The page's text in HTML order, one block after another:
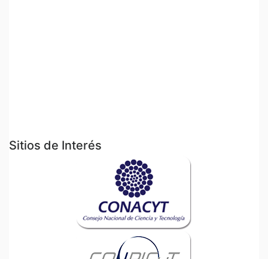
Sitios de Interés